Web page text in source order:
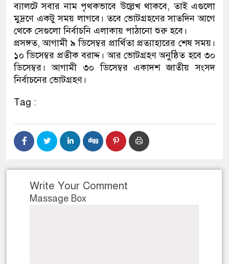
ব্যালটে সবার নাম পৃথকভাবে উল্লেখ থাকবে, তাই এগুলো
মুদ্রণে একটু সময় লাগবে। তবে ভোটগ্রহণের সাতদিন আগে
থেকে সেগুলো নির্বাচনি এলাকায় পাঠানো শুরু হবে।
প্রসঙ্গত, আগামী ৯ ডিসেম্বর প্রার্থিতা প্রত্যাহারের শেষ সময়।
১০ ডিসেম্বর প্রতীক বরাদ্দ। আর ভোটগ্রহণ অনুষ্ঠিত হবে ৩০
ডিসেম্বর। আগামী ৩০ ডিসেম্বর একাদশ জাতীয় সংসদ
নির্বাচনের ভোটগ্রহণ।
Tag :
Write Your Comment
Massage Box